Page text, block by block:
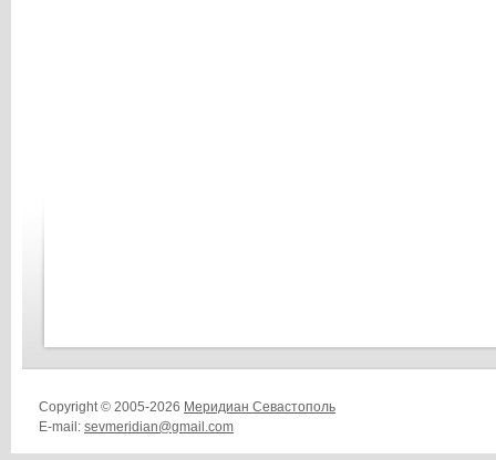
Copyright © 2005-2026 Меридиан Севастополь
E-mail: sevmeridian@gmail.com